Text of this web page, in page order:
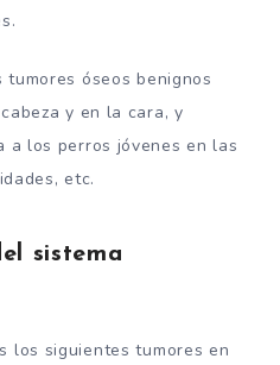
óseos benignos
y en la cara, y
a los perros jóvenes en las
etc.
sistema
los siguientes tumores en